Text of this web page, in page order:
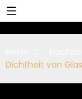
Dichtheit von